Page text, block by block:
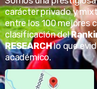
carácter privado y
entre los 100 mejores
clasificación del
RESEARCHlo que
académico.